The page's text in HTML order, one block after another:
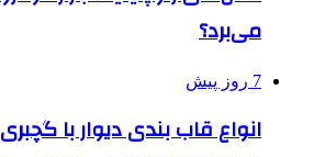
می‌برد؟
7 روز پیش
انواع قاب بندی دیوار با